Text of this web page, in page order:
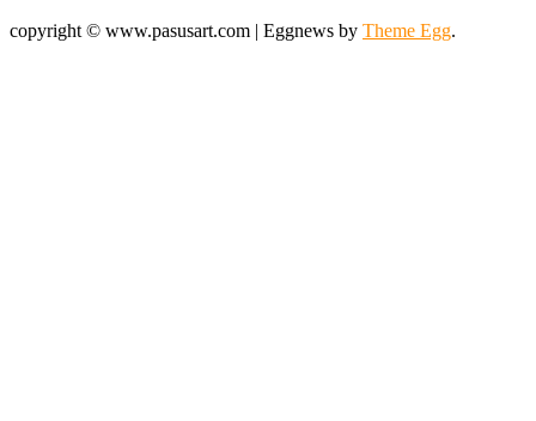
copyright © www.pasusart.com | Eggnews by Theme Egg.